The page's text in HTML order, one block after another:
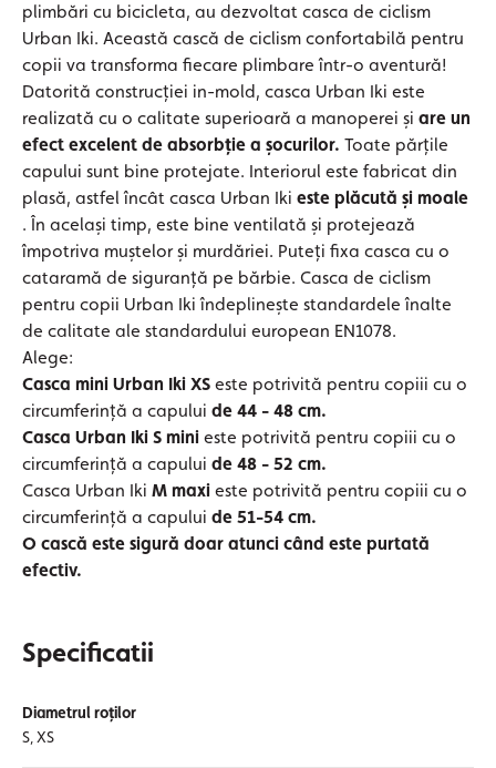
plimbări cu bicicleta, au dezvoltat casca de ciclism
Urban Iki. Această cască de ciclism confortabilă pentru
copii va transforma fiecare plimbare într-o aventură!
Datorită construcției in-mold, casca Urban Iki este
realizată cu o calitate superioară a manoperei și are un
efect excelent de absorbție a șocurilor. Toate părțile
capului sunt bine protejate. Interiorul este fabricat din
plasă, astfel încât casca Urban Iki este plăcută și moale
. În același timp, este bine ventilată și protejează
împotriva muștelor și murdăriei. Puteți fixa casca cu o
cataramă de siguranță pe bărbie. Casca de ciclism
pentru copii Urban Iki îndeplinește standardele înalte
de calitate ale standardului european EN1078.
Alege:
Casca mini Urban Iki XS este potrivită pentru copiii cu o
circumferință a capului de 44 - 48 cm.
Casca Urban Iki S mini este potrivită pentru copiii cu o
circumferință a capului de 48 - 52 cm.
Casca Urban Iki M maxi este potrivită pentru copiii cu o
circumferință a capului de 51-54 cm.
O cască este sigură doar atunci când este purtată
efectiv.
Specificatii
Diametrul roților
S, XS